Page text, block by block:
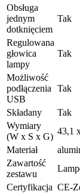
Obsługa
jednym
dotknięciem
Tak
Regulowana
głowica
lampy
Tak
Możliwość
podłączenia
USB
Tak
Składany
Tak
Wymiary
(W x S x G)
43,1
Materiał
Zawartość
zestawu
Certyfikacja CE-